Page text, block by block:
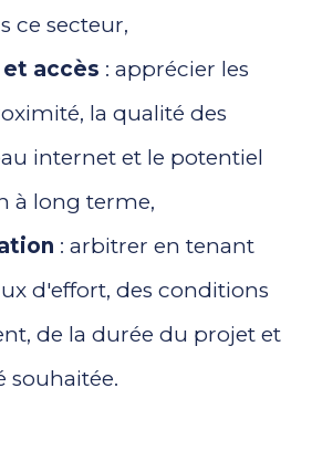
ce secteur,
et accès : apprécier les
la qualité des
internet et le potentiel
à long terme,
: arbitrer en tenant
d'effort, des conditions
de la durée du projet et
souhaitée.